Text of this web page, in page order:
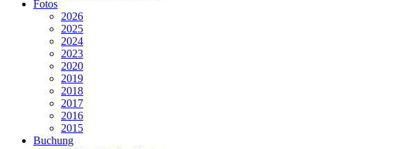
Fotos
2026
2025
2024
2023
2020
2019
2018
2017
2016
2015
Buchung